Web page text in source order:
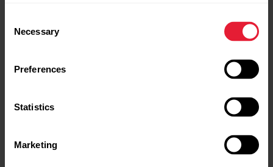
Selection
Necessary
Preferences
Statistics
Marketing